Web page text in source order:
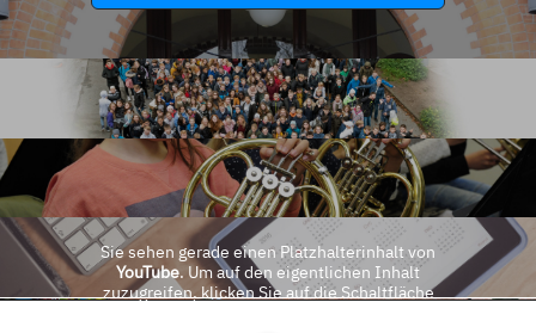
Sie sehen gerade einen Platzhalterinhalt von
YouTube. Um auf den eigentlichen Inhalt
zuzugreifen, klicken Sie auf die Schaltfläche